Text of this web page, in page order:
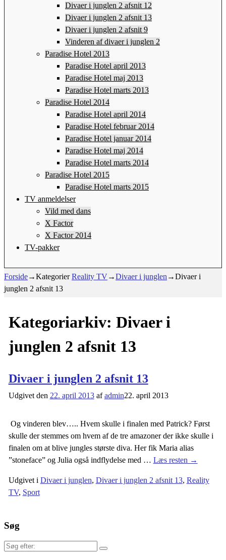
Divaer i junglen 2 afsnit 12
Divaer i junglen 2 afsnit 13
Divaer i junglen 2 afsnit 9
Vinderen af divaer i junglen 2
Paradise Hotel 2013
Paradise Hotel april 2013
Paradise Hotel maj 2013
Paradise Hotel marts 2013
Paradise Hotel 2014
Paradise Hotel april 2014
Paradise Hotel februar 2014
Paradise Hotel januar 2014
Paradise Hotel maj 2014
Paradise Hotel marts 2014
Paradise Hotel 2015
Paradise Hotel marts 2015
TV anmeldelser
Vild med dans
X Factor
X Factor 2014
TV-pakker
Forside→KategorierReality TV→Divaer i junglen →Divaer i
junglen 2 afsnit 13
Kategoriarkiv: Divaer i
junglen 2 afsnit 13
Divaer i junglen 2 afsnit 13
Udgivet den 22. april 2013 afadmin22. april 2013
Og vinderen blev….. Hvem skulle i finalen med Patrick? Først
skulle der stemmes om hvem af de tre amazoner der ikke skulle i
finalen om at blive jungles største diva. Her fik Maria alias
”stoneface” og Julia også indflydelse med … Læs resten →
Udgivet i Divaer i junglen, Divaer i junglen 2 afsnit 13, Reality
TV, Sport
Søg
Søg